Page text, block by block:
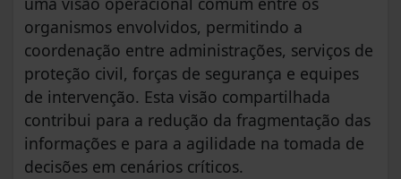
organismos envolvidos, permitindo a
coordenação entre administrações, serviços de
proteção civil, forças de segurança e equipes
de intervenção. Esta visão compartilhada
contribui para a redução da fragmentação das
informações e para a agilidade na tomada de
decisões em cenários críticos.